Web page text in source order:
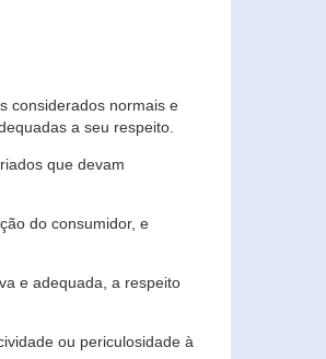
considerados normais e
a seu respeito.
que devam
do consumidor, e
e adequada, a respeito
ou periculosidade à